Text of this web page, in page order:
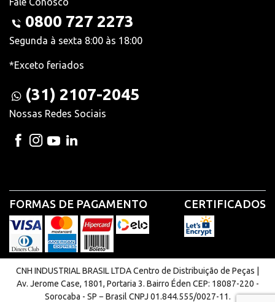
0800 727 2273
Segunda à sexta 8:00 às 18:00
*Exceto feriados
(31) 2107-2045
Nossas Redes Sociais
FORMAS DE PAGAMENTO CERTIFICADOS
CNH INDUSTRIAL BRASIL LTDA Centro de Distribuição de Peças |
Av. Jerome Case, 1801, Portaria 3. Bairro Éden CEP: 18087-220 -
Sorocaba - SP − Brasil CNPJ 01.844.555/0027-11.